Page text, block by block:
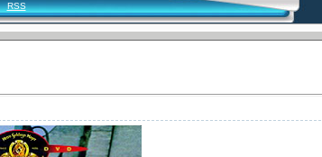
RSS